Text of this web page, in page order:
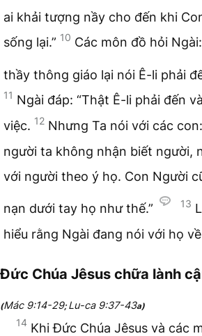
ai khải tượng nầy cho đến khi
sống lại.” 10 Các môn đồ hỏi
thầy thông giáo lại nói Ê-li phải
11 Ngài đáp: “Thật Ê-li phải đến
việc. 12 Nhưng Ta nói với các
người ta không nhận biết người,
với người theo ý họ. Con Người
nạn dưới tay họ như thế.” 13
hiểu rằng Ngài đang nói với họ
Đức Chúa Jêsus chữa lành
(Mác 9:14-29;Lu-ca 9:37-43a)
14 Khi Đức Chúa Jêsus và các